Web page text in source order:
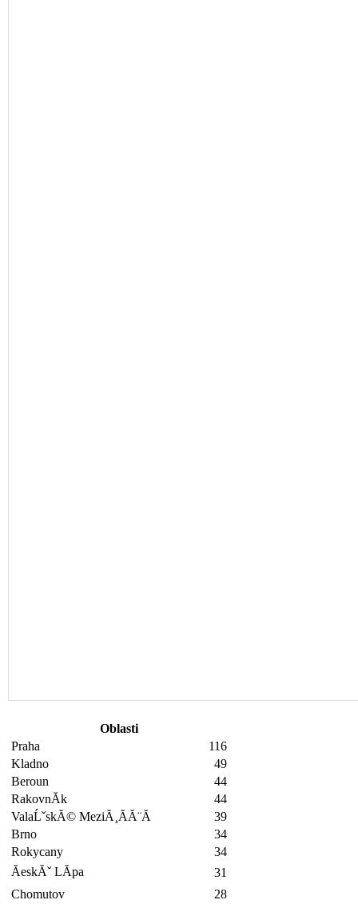
Oblasti
Praha
116
Kladno
49
Beroun
44
RakovnĂ­k
44
ValaĹˇskĂ© MeziĂ¸Ă­Ă¨Ă­
39
Brno
34
Rokycany
34
ĂeskĂˇ LĂ­pa
31
Chomutov
28